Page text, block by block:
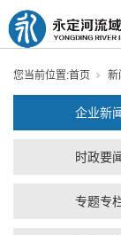
您当前位置:首页 新
企业新
时政要
专题专